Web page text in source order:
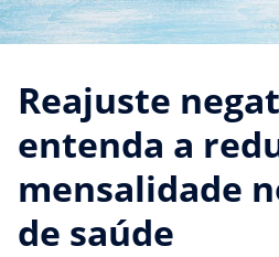
Reajuste
entenda a
mensalidade
de saúde